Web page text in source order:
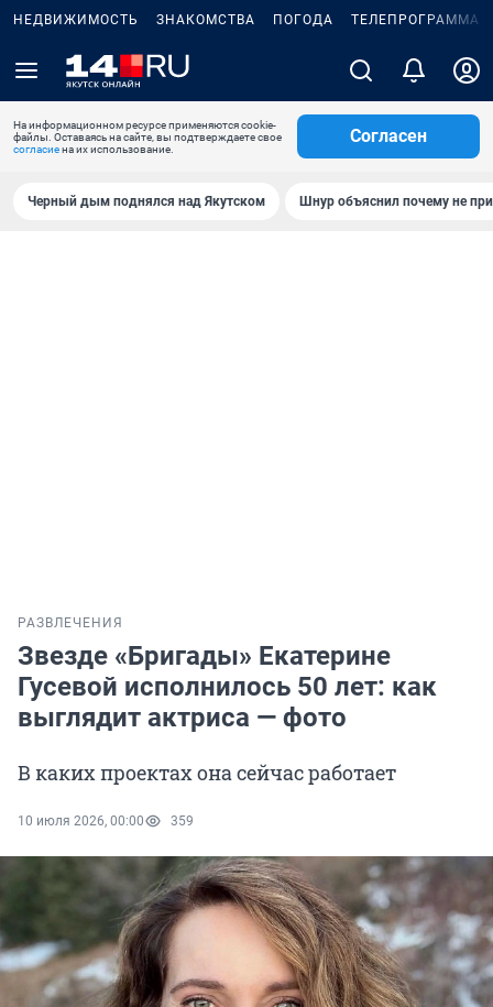
НЕДВИЖИМОСТЬ ЗНАКОМСТВА ПОГОДА ТЕЛЕПРОГРАММА
На информационном ресурсе применяются cookie-
файлы. Оставаясь на сайте, вы подтверждаете свое
согласиена их использование.
Согласен
Черный дым поднялся над Якутском Шнур объяснил почему не
РАЗВЛЕЧЕНИЯ
Звезде «Бригады» Екатерине
Гусевой исполнилось 50 лет: как
выглядит актриса — фото
В каких проектах она сейчас работает
10 июля 2026, 00:00 359